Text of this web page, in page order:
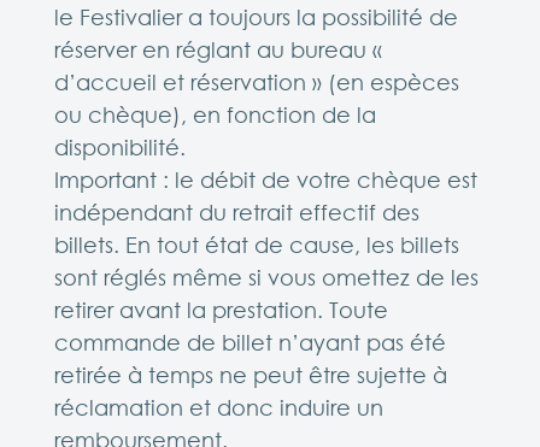
le Festivalier a toujours la possibilité de
réserver en réglant au bureau «
d’accueil et réservation » (en espèces
ou chèque), en fonction de la
disponibilité.
Important : le débit de votre chèque est
indépendant du retrait effectif des
billets. En tout état de cause, les billets
sont réglés même si vous omettez de les
retirer avant la prestation. Toute
commande de billet n’ayant pas été
retirée à temps ne peut être sujette à
réclamation et donc induire un
remboursement.